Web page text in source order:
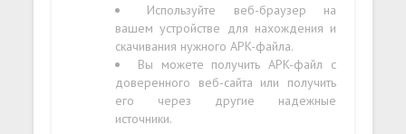
Используйте веб-браузер на
вашем устройстве для нахождения и
скачивания нужного APK-файла.
Вы можете получить APK-файл с
доверенного веб-сайта или получить
его через другие надежные
источники.